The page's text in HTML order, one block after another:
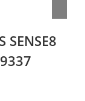
SENSE8